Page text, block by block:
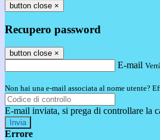
button close ×
Recupero password
button close ×
E-mail
Non hai una e-mail associata al nome utente?
E-mail inviata, si prega di controllare la
Errore